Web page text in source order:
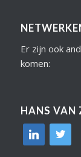
Er zijn ook
komen:
HANS VAN
linkedin
twitter